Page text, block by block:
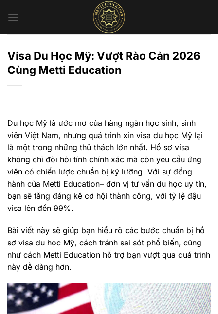
đến
Visa Du Học Mỹ: Vượt Rào Cản 2026
Cùng Metti Education
Du học Mỹ là ước mơ của hàng ngàn học sinh, sinh
viên Việt Nam, nhưng quá trình xin visa du học Mỹ lại
là một trong những thử thách lớn nhất. Hồ sơ visa
không chỉ đòi hỏi tính chính xác mà còn yêu cầu ứng
viên có chiến lược chuẩn bị kỹ lưỡng. Với sự đồng
hành của Metti Education– đơn vị tư vấn du học uy tín,
bạn sẽ tăng đáng kể cơ hội thành công, với tỷ lệ đậu
visa lên đến 99%.
Bài viết này sẽ giúp bạn hiểu rõ các bước chuẩn bị hồ
sơ visa du học Mỹ, cách tránh sai sót phổ biến, cũng
như cách Metti Education hỗ trợ bạn vượt qua quá trình
này dễ dàng hơn.